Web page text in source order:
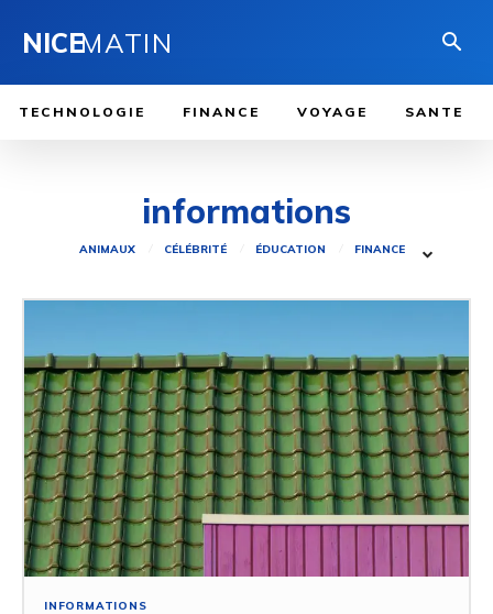
NICEMATIN
TECHNOLOGIE FINANCE VOYAGE SANTE
informations
ANIMAUX CÉLÉBRITÉ ÉDUCATION FINANCE
INFORMATIONS